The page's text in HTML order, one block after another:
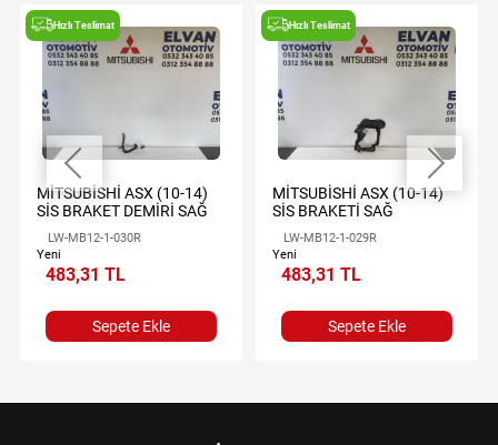
Hızlı Teslimat
MİTSUBİSHİ ASX (10-14)
SİS BRAKET DEMİRİ SAĞ
LW-MB12-1-030R
Yeni
483,31 TL
Sepete Ekle
Hızlı Teslimat
MİTSUBİSHİ ASX (10-14)
SİS BRAKETİ SAĞ
LW-MB12-1-029R
Yeni
483,31 TL
Sepete Ekle